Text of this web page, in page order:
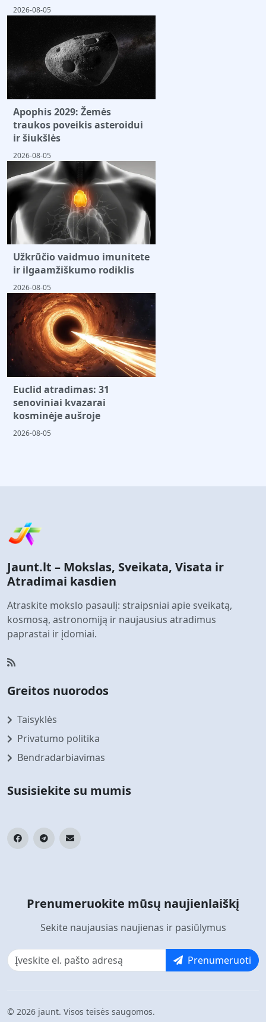
2026-08-05
Apophis 2029: Žemės
traukos poveikis asteroidui
ir šiukšlės
2026-08-05
Užkrūčio vaidmuo imunitete
ir ilgaamžiškumo rodiklis
2026-08-05
Euclid atradimas: 31
senoviniai kvazarai
kosminėje aušroje
2026-08-05
Jaunt.lt – Mokslas, Sveikata, Visata ir
Atradimai kasdien
Atraskite mokslo pasaulį: straipsniai apie sveikatą,
kosmosą, astronomiją ir naujausius atradimus
paprastai ir įdomiai.
Greitos nuorodos
Taisyklės
Privatumo politika
Bendradarbiavimas
Susisiekite su mumis
Prenumeruokite mūsų naujienlaiškį
Sekite naujausias naujienas ir pasiūlymus
Prenumeruoti
© 2026 jaunt. Visos teisės saugomos.